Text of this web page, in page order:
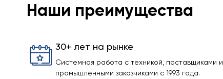
Наши преимущества
30+ лет на рынке
Системная работа с техникой, поставщиками и
промышленными заказчиками с 1993 года.